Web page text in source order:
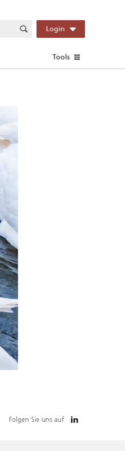
Login
Tools
Folgen Sie uns auf